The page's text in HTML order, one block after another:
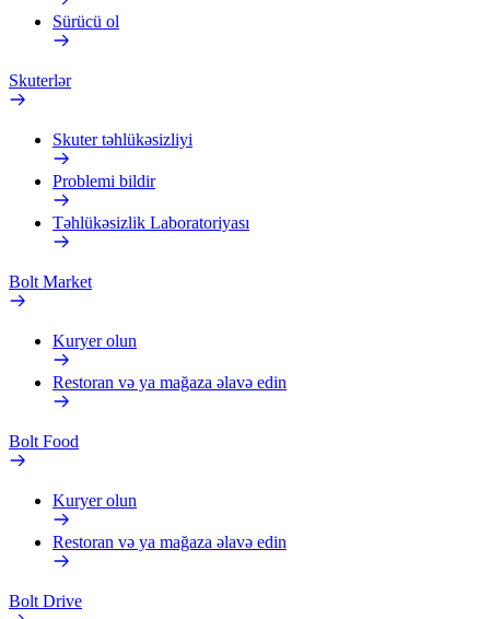
Sürücü ol
Skuterlər
Skuter təhlükəsizliyi
Problemi bildir
Təhlükəsizlik Laboratoriyası
Bolt Market
Kuryer olun
Restoran və ya mağaza əlavə edin
Bolt Food
Kuryer olun
Restoran və ya mağaza əlavə edin
Bolt Drive